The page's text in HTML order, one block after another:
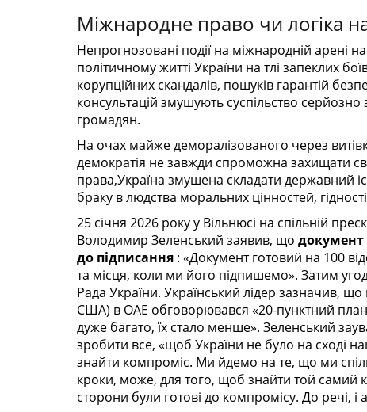
Міжнародне право чи логіка
Непрогнозовані події на міжнародній арені
політичному житті України на тлі запеклих
корупційних скандалів, пошуків гарантій
консультацій змушують суспільство
громадян.
На очах майже деморалізованого через
демократія не завжди спроможна захищати
права,Україна змушена складати державний
браку в людства моральних цінностей,
25 січня 2026 року у Вільнюсі на спільній
Володимир Зеленський заявив, що документ
до підписання : «Документ готовий на 100
та місця, коли ми його підпишемо». Затим
Рада України. Український лідер зазначив,
США) в ОАЕ обговорювався «20-пунктний
дуже багато, їх стало менше». Зеленський
зробити все, «щоб України не було на сході
знайти компроміс. Ми йдемо на те, що ми
кроки, може, для того, щоб знайти той самий
сторони були готові до компромісу. До речі,